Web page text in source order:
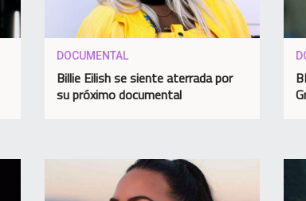
DOCUMENTAL
Billie Eilish se siente aterrada por
su próximo documental